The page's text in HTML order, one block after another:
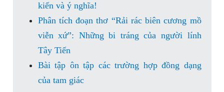
kiến và ý nghĩa!
Phân tích đoạn thơ “Rải rác biên cương mồ
viễn xứ”: Những bi tráng của người lính
Tây Tiến
Bài tập ôn tập các trường hợp đồng dạng
của tam giác